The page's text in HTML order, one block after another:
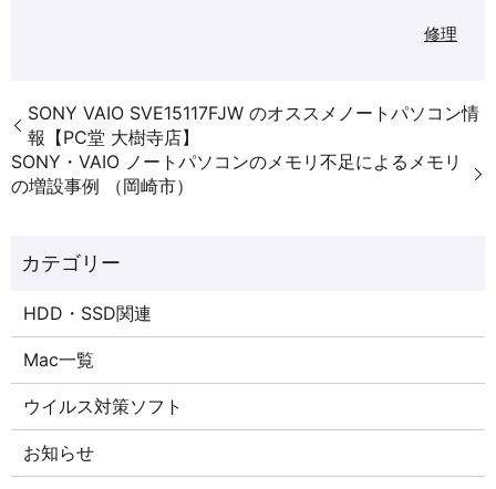
修理
SONY VAIO SVE15117FJW のオススメノートパソコン情
報【PC堂 大樹寺店】
SONY・VAIO ノートパソコンのメモリ不足によるメモリ
の増設事例 （岡崎市）
HDD・SSD関連
Mac一覧
ウイルス対策ソフト
お知らせ